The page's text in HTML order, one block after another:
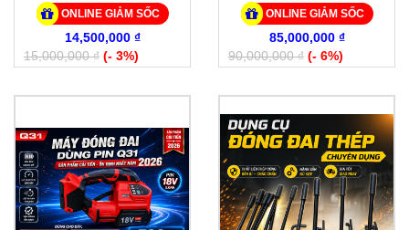
ONLINE GIẢM SỐC
14,500,000 ₫
15,000,000 ₫ (- 3%)
ONLINE GIẢM SỐC
85,000,000 ₫
90,000,000 ₫ (- 6%)